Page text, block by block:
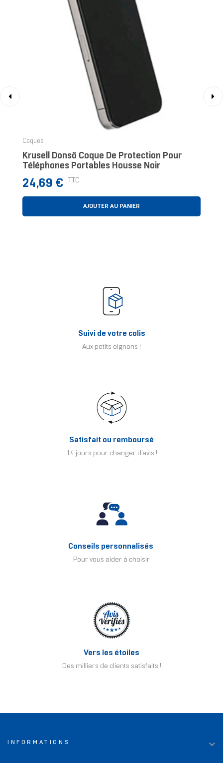
Coques
Krusell Donsö Coque De Protection Pour
Téléphones Portables Housse Noir
Prix
24,69 € TTC
AJOUTER AU PANIER
Suivi de votre colis
Aux petits oignons !
Satisfait ou remboursé
14 jours pour changer d'avis !
Conseils personnalisés
Pour vous aider à choisir
Vers les étoiles
Des milliers de clients satisfaits !
INFORMATIONS 